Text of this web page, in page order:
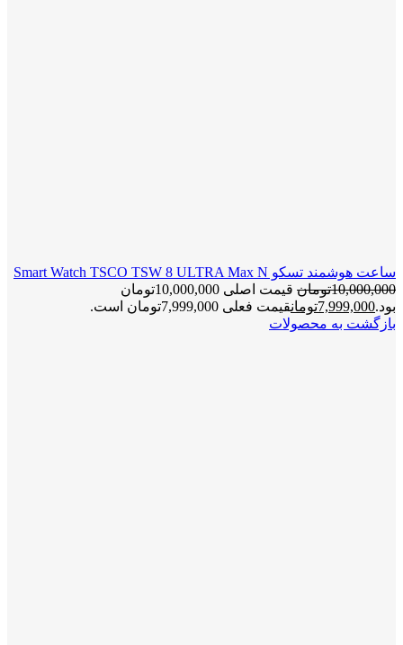
ساعت هوشمند تسکو Smart Watch TSCO TSW 8 ULTRA Max N
10,000,000تومان
قیمت اصلی 10,000,000تومان
بود.7,999,000تومانقیمت فعلی 7,999,000تومان است.
بازگشت به محصولات